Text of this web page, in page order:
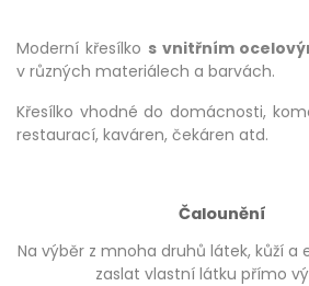
Moderní křesílko s vnitřním
v různých materiálech a barvách.
Křesílko vhodné do domácnosti,
restaurací, kaváren, čekáren atd.
Čalounění
Na výběr z mnoha druhů látek, kůží a
zaslat vlastní látku přímo